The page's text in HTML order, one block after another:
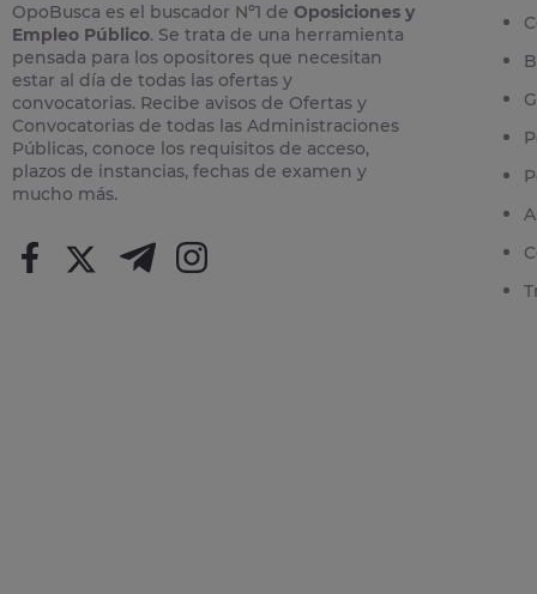
OpoBusca es el buscador Nº1 de Oposiciones y
Empleo Público. Se trata de una herramienta
pensada para los opositores que necesitan
estar al día de todas las ofertas y
convocatorias. Recibe avisos de Ofertas y
Convocatorias de todas las Administraciones
Públicas, conoce los requisitos de acceso,
plazos de instancias, fechas de examen y
mucho más.